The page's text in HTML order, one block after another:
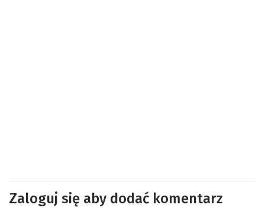
Zaloguj się aby dodać komentarz